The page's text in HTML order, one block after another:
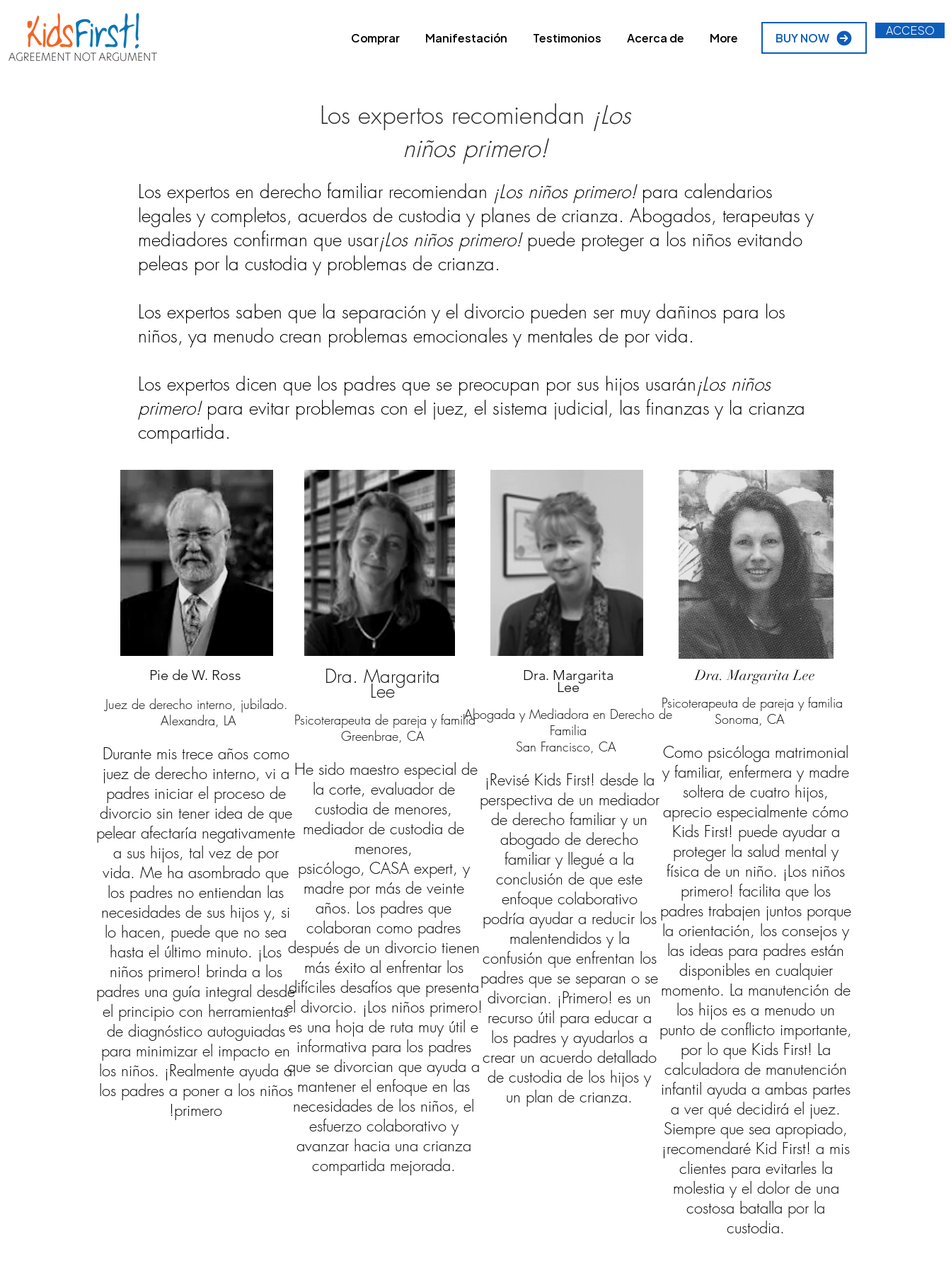
Comprar Manifestación Testimonios Acerca de More BUY NOW
ACCESO
Los expertos recomiendan ¡Los
niños primero!
Los expertos en derecho familiar recomiendan ¡Los niños primero!para calendarios
legales y completos, acuerdos de custodia y planes de crianza. Abogados, terapeutas y
mediadores confirman que usar¡Los niños primero! puede proteger a los niños evitando
peleas por la custodia y problemas de crianza.
Los expertos saben que la separación y el divorcio pueden ser muy dañinos para los
niños, ya menudo crean problemas emocionales y mentales de por vida.
Los expertos dicen que los padres que se preocupan por sus hijos usarán¡Los niños
primero!para evitar problemas con el juez, el sistema judicial, las finanzas y la crianza
compartida.
Pie de W. Ross
Juez de derecho interno, jubilado.
Alexandra, LA
Durante mis trece años como
juez de derecho interno, vi a
padres iniciar el proceso de
divorcio sin tener idea de que
pelear afectaría negativamente
a sus hijos, tal vez de por
vida. Me ha asombrado que
los padres no entiendan las
necesidades de sus hijos y, si
lo hacen, puede que no sea
hasta el último minuto. ¡Los
niños primero! brinda a los
padres una guía integral desde
el principio con herramientas
de diagnóstico autoguiadas
para minimizar el impacto en
los niños. ¡Realmente ayuda a
los padres a poner a los niños
primero!
Dra. Margarita
Lee
Psicoterapeuta de pareja y familia
Greenbrae, CA
He sido maestro especial de
la corte, evaluador de
custodia de menores,
mediador de custodia de
menores,
psicólogo, CASAexpert, y
madre por más de veinte
años. Los padres que
colaboran como padres
después de un divorcio tienen
más éxito al enfrentar los
difíciles desafíos que presenta
el divorcio. ¡Los niños primero!
es una hoja de ruta muy útil e
informativa para los padres
que se divorcian que ayuda a
mantener el enfoque en las
necesidades de los niños, el
esfuerzo colaborativo y
avanzar hacia una crianza
compartida mejorada.
Dra. Margarita
Lee
Abogada y Mediadora en Derecho de
Familia
San Francisco, CA
¡Revisé Kids First! desde la
perspectiva de un mediador
de derecho familiar y un
abogado de derecho
familiar y llegué a la
conclusión de que este
enfoque colaborativo
podría ayudar a reducir los
malentendidos y la
confusión que enfrentan los
padres que se separan o se
divorcian. ¡Primero! es un
recurso útil para educar a
los padres y ayudarlos a
crear un acuerdo detallado
de custodia de los hijos y
un plan de crianza.
Dra. Margarita Lee
Psicoterapeuta de pareja y familia
Sonoma, CA
Como psicóloga matrimonial
y familiar, enfermera y madre
soltera de cuatro hijos,
aprecio especialmente cómo
Kids First! puede ayudar a
proteger la salud mental y
física de un niño. ¡Los niños
primero! facilita que los
padres trabajen juntos porque
la orientación, los consejos y
las ideas para padres están
disponibles en cualquier
momento. La manutención de
los hijos es a menudo un
punto de conflicto importante,
por lo que Kids First! La
calculadora de manutención
infantil ayuda a ambas partes
a ver qué decidirá el juez.
Siempre que sea apropiado,
¡recomendaré Kid First! a mis
clientes para evitarles la
molestia y el dolor de una
costosa batalla por la
custodia.